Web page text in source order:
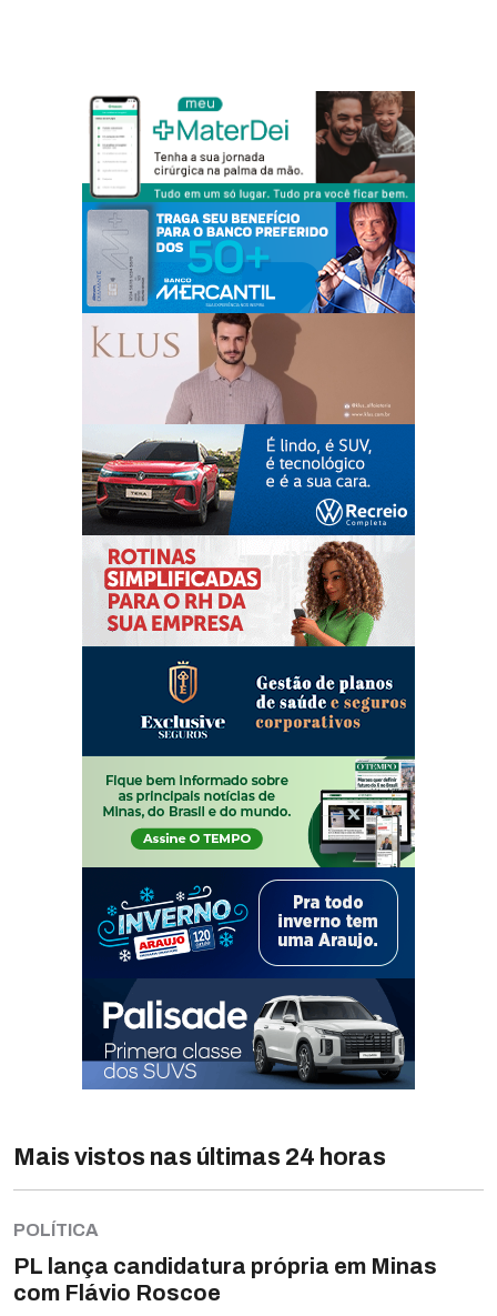
Mais vistos nas últimas 24 horas
POLÍTICA
PL lança candidatura própria em Minas
com Flávio Roscoe